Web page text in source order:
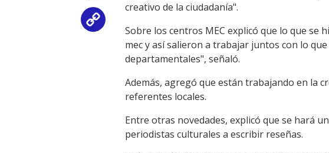
Link
creativo de la ciudadanía".
Sobre los centros MEC explicó que lo que
mec y así salieron a trabajar juntos con lo
departamentales", señaló.
Además, agregó que están trabajando en la
referentes locales.
Entre otras novedades, explicó que se hará
periodistas culturales a escribir reseñas.